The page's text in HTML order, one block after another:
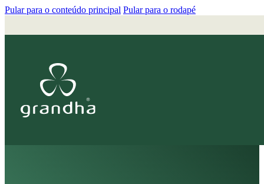
Pular para o conteúdo principal Pular para o rodapé